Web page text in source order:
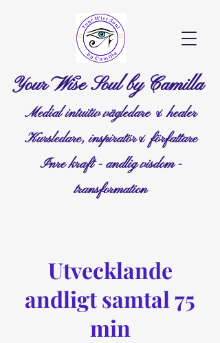
Your Wise Soul by Camilla
Medial intuitiv vägledare & healer
Kursledare, inspiratör& författare
Inre kraft - andlig visdom -
transformation
Utvecklande
andligt samtal 75
min